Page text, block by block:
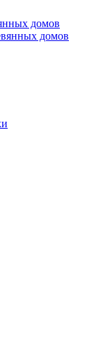
домов
домов